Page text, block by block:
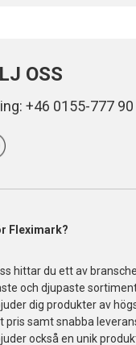
OSS
+46 0155-777 90
Fleximark?
hittar du ett av
och djupaste
dig produkter av
pris samt snabba
också en unik